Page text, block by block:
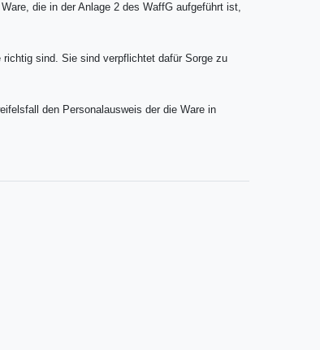
die in der Anlage 2 des WaffG aufgeführt ist,
sind. Sie sind verpflichtet dafür Sorge zu
den Personalausweis der die Ware in